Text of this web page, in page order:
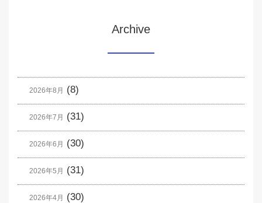
Archive
2026年8月 (8)
2026年7月 (31)
2026年6月 (30)
2026年5月 (31)
2026年4月 (30)